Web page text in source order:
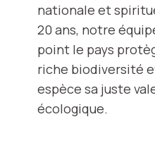
nationale et
20 ans, notre
point le pays
riche biodiversité
espèce sa juste
écologique.